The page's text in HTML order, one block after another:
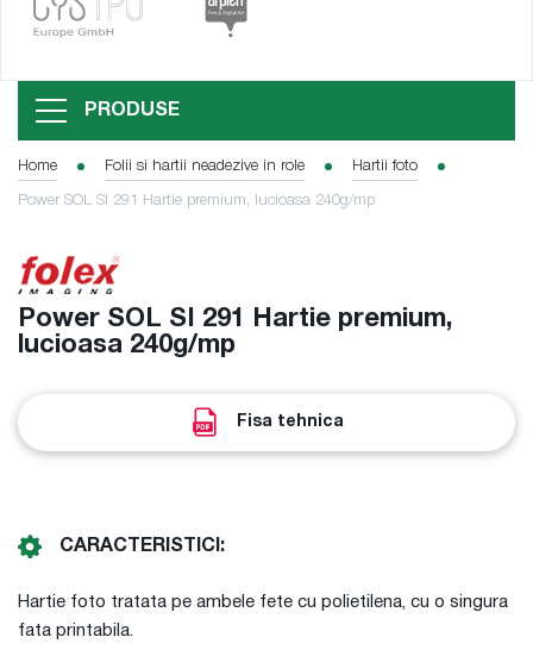
PRODUSE
Home Folii si hartii neadezive in role Hartii foto
Power SOL SI 291 Hartie premium, lucioasa 240g/mp
Power SOL SI 291 Hartie premium,
lucioasa 240g/mp
Fisa tehnica
CARACTERISTICI:
Hartie foto tratata pe ambele fete cu polietilena, cu o singura
fata printabila.